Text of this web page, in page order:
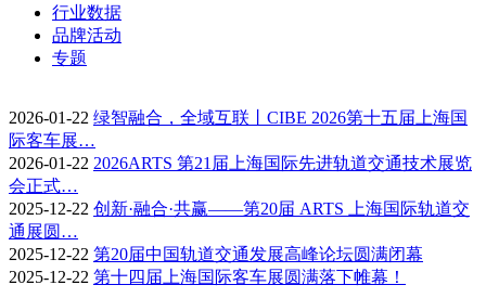
行业数据
品牌活动
专题
2026-01-22 绿智融合，全域互联丨CIBE 2026第十五届上海国
际客车展…
2026-01-22 2026ARTS 第21届上海国际先进轨道交通技术展览
会正式…
2025-12-22 创新·融合·共赢——第20届 ARTS 上海国际轨道交
通展圆…
2025-12-22 第20届中国轨道交通发展高峰论坛圆满闭幕
2025-12-22 第十四届上海国际客车展圆满落下帷幕！